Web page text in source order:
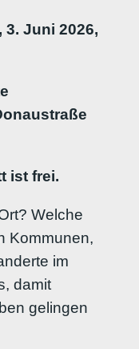
3. Juni 2026,
ist frei.
Welche
Kommunen,
im
damit
gelingen